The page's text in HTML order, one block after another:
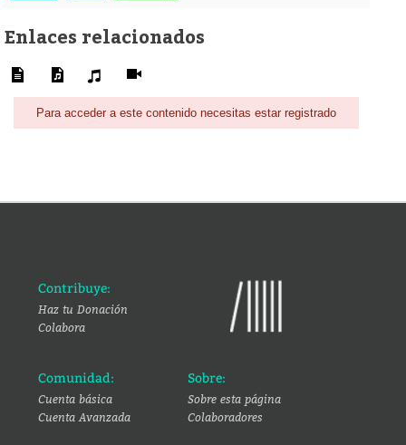
Enlaces relacionados
Para acceder a este contenido necesitas estar registrado
Contribuye:
Haz tu Donación
Colabora
Comunidad:
Cuenta básica
Cuenta Avanzada
Sobre:
Sobre esta página
Colaboradores